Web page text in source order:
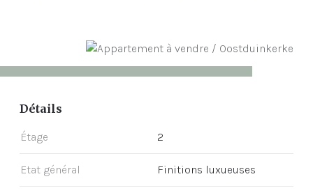
Détails
Étage 2
Etat général Finitions luxueuses